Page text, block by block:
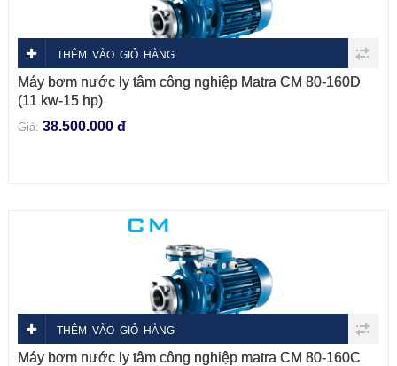
THÊM VÀO GIỎ HÀNG
Máy bơm nước ly tâm công nghiệp Matra CM 80-160D
(11 kw-15 hp)
Giá: 38.500.000 đ
THÊM VÀO GIỎ HÀNG
Máy bơm nước ly tâm công nghiệp matra CM 80-160C